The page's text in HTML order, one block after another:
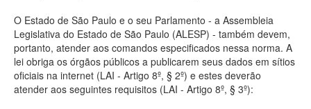
O Estado de São Paulo e o seu Parlamento - a Assembleia
Legislativa do Estado de São Paulo (ALESP) - também devem,
portanto, atender aos comandos especificados nessa norma. A
lei obriga os órgãos públicos a publicarem seus dados em sítios
oficiais na internet (LAI - Artigo 8º, § 2º) e estes deverão
atender aos seguintes requisitos (LAI - Artigo 8º, § 3º):